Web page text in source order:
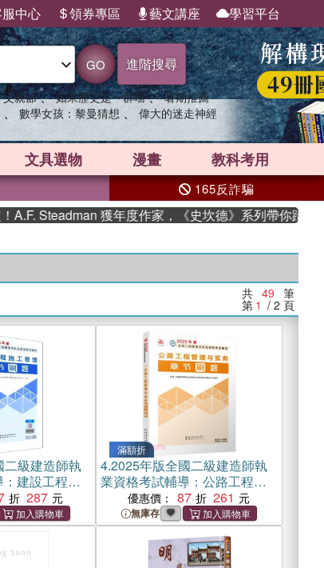
中心 領券專區 藝文講座 學習平台
GO 進階搜尋
父親節 、 如果歷史是一群喵 、 暑期推薦
、 數學女孩：黎曼猜想 、 偉大的迷走神經
文具選物 漫畫 教科考用
165反詐騙
獲年度作家，《史坎德》系列帶你踏上熱血奇幻旅
共 49 筆
第 1 / 2 頁
級建造師執
建設工程施
（簡體書）
287
滿額折
4.2025年版全國二級建造師執
業資格考試輔導：公路工程管
理與實務章節刷題（簡體書）
優惠價： 87 261
無庫存